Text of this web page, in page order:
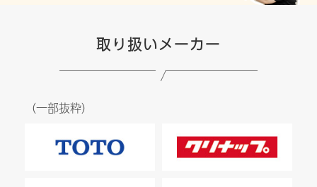
取り扱いメーカー
（一部抜粋）